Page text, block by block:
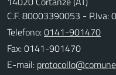
C.F. 80003390053 - P.Iva:
Telefono:0141-901470
Fax: 0141-901470
E-mail: